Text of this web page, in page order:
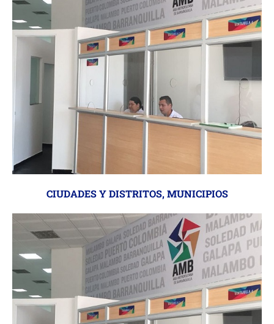
CIUDADES Y DISTRITOS,MUNICIPIOS